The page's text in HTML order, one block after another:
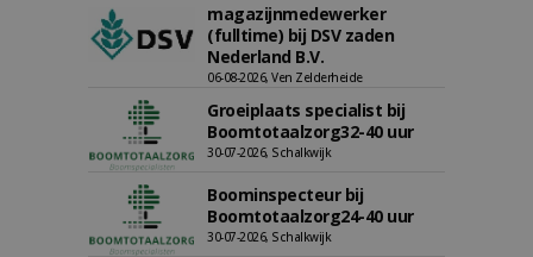
magazijnmedewerker
(fulltime) bij DSV zaden
Nederland B.V.
06-08-2026, Ven Zelderheide
Groeiplaats specialist bij
Boomtotaalzorg32-40 uur
30-07-2026, Schalkwijk
Boominspecteur bij
Boomtotaalzorg24-40 uur
30-07-2026, Schalkwijk